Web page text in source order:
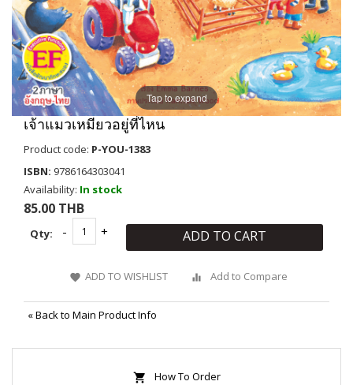
Tap to expand
เจ้าแมวเหมียวอยู่ที่ไหน
Product code: P-YOU-1383
ISBN: 9786164303041
Availability: In stock
85.00 THB
Qty: ADD TO CART
ADD TO WISHLIST Add to Compare
«Back to Main Product Info
How To Order